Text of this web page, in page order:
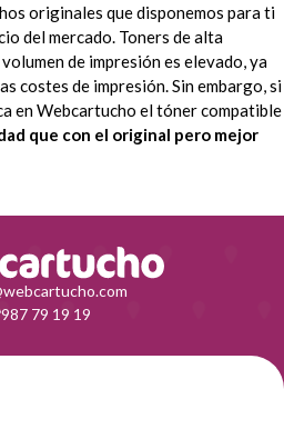
originales que disponemos para ti
del mercado. Toners de alta
de impresión es elevado, ya
costes de impresión. Sin embargo, si
en Webcartucho el tóner compatible
que con el original pero mejor
987 79 19 19